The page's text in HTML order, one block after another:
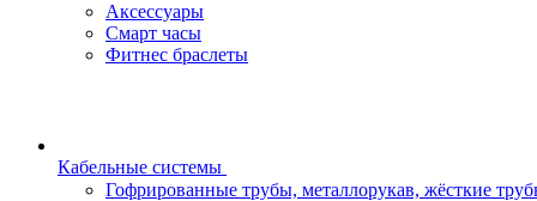
Аксессуары
Смарт часы
Фитнес браслеты
Кабельные системы
Гофрированные трубы, металлорукав, жёсткие